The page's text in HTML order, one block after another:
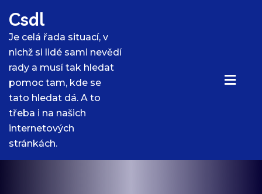
to
content
Csdl
Je celá řada situací, v
nichž si lidé sami nevědí
rady a musí tak hledat
pomoc tam, kde se
tato hledat dá. A to
třeba i na našich
internetových
stránkách.